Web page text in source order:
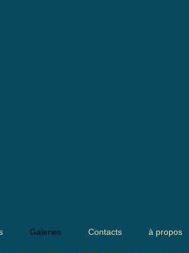
Galeries Contacts à propos